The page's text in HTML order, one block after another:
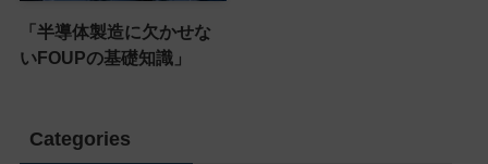
「半導体製造に欠かせな
いFOUPの基礎知識」
Categories